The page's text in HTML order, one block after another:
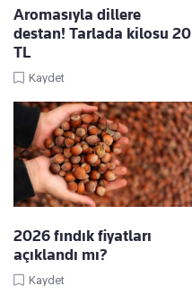
Aromasıyla dillere
destan! Tarlada kilosu 20
TL
Kaydet
2026 fındık fiyatları
açıklandı mı?
Kaydet